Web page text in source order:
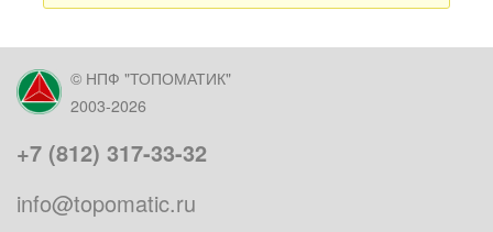
© НПФ "ТОПОМАТИК"
2003-2026
+7 (812) 317-33-32
info@topomatic.ru